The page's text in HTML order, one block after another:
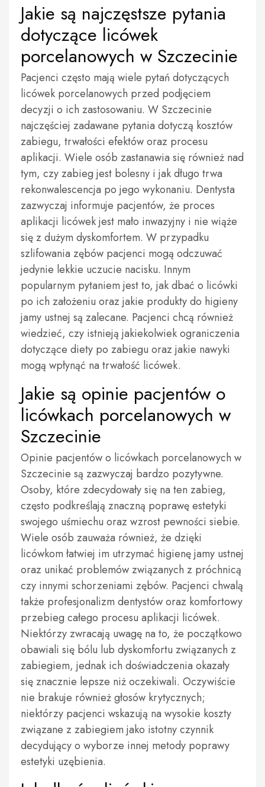
Jakie są najczęstsze pytania
dotyczące licówek
porcelanowych w Szczecinie
Pacjenci często mają wiele pytań dotyczących
licówek porcelanowych przed podjęciem
decyzji o ich zastosowaniu. W Szczecinie
najczęściej zadawane pytania dotyczą kosztów
zabiegu, trwałości efektów oraz procesu
aplikacji. Wiele osób zastanawia się również nad
tym, czy zabieg jest bolesny i jak długo trwa
rekonwalescencja po jego wykonaniu. Dentysta
zazwyczaj informuje pacjentów, że proces
aplikacji licówek jest mało inwazyjny i nie wiąże
się z dużym dyskomfortem. W przypadku
szlifowania zębów pacjenci mogą odczuwać
jedynie lekkie uczucie nacisku. Innym
popularnym pytaniem jest to, jak dbać o licówki
po ich założeniu oraz jakie produkty do higieny
jamy ustnej są zalecane. Pacjenci chcą również
wiedzieć, czy istnieją jakiekolwiek ograniczenia
dotyczące diety po zabiegu oraz jakie nawyki
mogą wpłynąć na trwałość licówek.
Jakie są opinie pacjentów o
licówkach porcelanowych w
Szczecinie
Opinie pacjentów o licówkach porcelanowych w
Szczecinie są zazwyczaj bardzo pozytywne.
Osoby, które zdecydowały się na ten zabieg,
często podkreślają znaczną poprawę estetyki
swojego uśmiechu oraz wzrost pewności siebie.
Wiele osób zauważa również, że dzięki
licówkom łatwiej im utrzymać higienę jamy ustnej
oraz unikać problemów związanych z próchnicą
czy innymi schorzeniami zębów. Pacjenci chwalą
także profesjonalizm dentystów oraz komfortowy
przebieg całego procesu aplikacji licówek.
Niektórzy zwracają uwagę na to, że początkowo
obawiali się bólu lub dyskomfortu związanych z
zabiegiem, jednak ich doświadczenia okazały
się znacznie lepsze niż oczekiwali. Oczywiście
nie brakuje również głosów krytycznych;
niektórzy pacjenci wskazują na wysokie koszty
związane z zabiegiem jako istotny czynnik
decydujący o wyborze innej metody poprawy
estetyki uzębienia.